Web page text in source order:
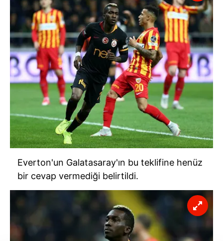
Everton'un Galatasaray'ın bu teklifine henüz
bir cevap vermediği belirtildi.